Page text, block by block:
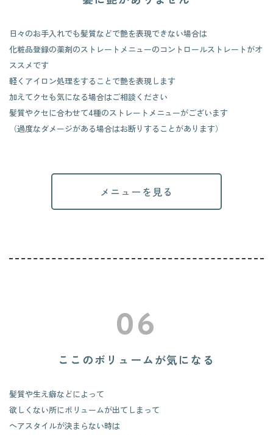
日々のお手入れでも髪質などで艶を表現できない場合は
化粧品登録の薬剤のストレートメニューのコントロールストレートがオ
ススメです
軽くアイロン処理をすることで艶を表現します
加えてクセも気になる場合はご相談ください
​​​​​​​髪質やクセに合わせて4種のストレートメニューがございます
（過度なダメージがある場合はお断りすることがあります）
メニューを見る
06
ここのボリュームが気になる
髪質や生え癖などによって
欲しくない所にボリュームが出てしまって
ヘアスタイルが決まらない時は